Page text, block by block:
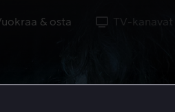
& osta TV-kanavat